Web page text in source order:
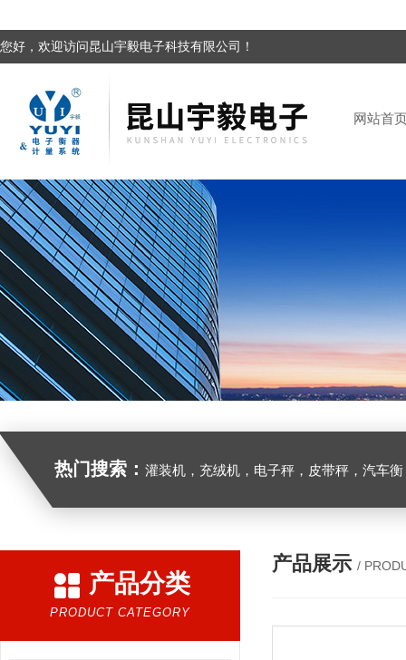
您好，欢迎访问昆山宇毅电子科技有限公司！
网站首
热门搜索： 灌装机，充绒机，电子秤，皮带秤，汽车
产品分类
PRODUCT CATEGORY
产品展示 /